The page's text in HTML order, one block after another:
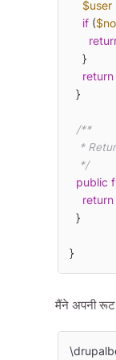
$user
if (
return
/**
   */
public
return
}
मैंने अपनी रूट